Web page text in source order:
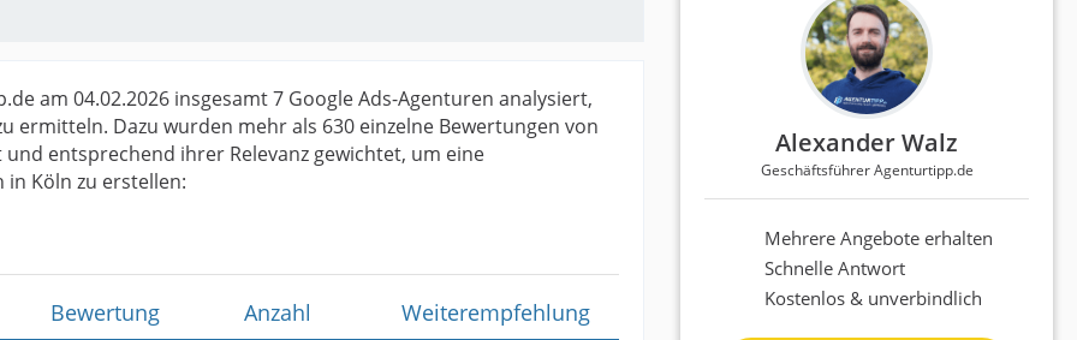
am 04.02.2026 insgesamt 7 Google Ads-Agenturen analysiert,
ermitteln. Dazu wurden mehr als 630 einzelne Bewertungen von
entsprechend ihrer Relevanz gewichtet, um eine
in Köln zu erstellen:
Bewertung Anzahl Weiterempfehlung
Alexander Walz
Geschäftsführer Agenturtipp.de
Mehrere Angebote erhalten
Schnelle Antwort
Kostenlos & unverbindlich